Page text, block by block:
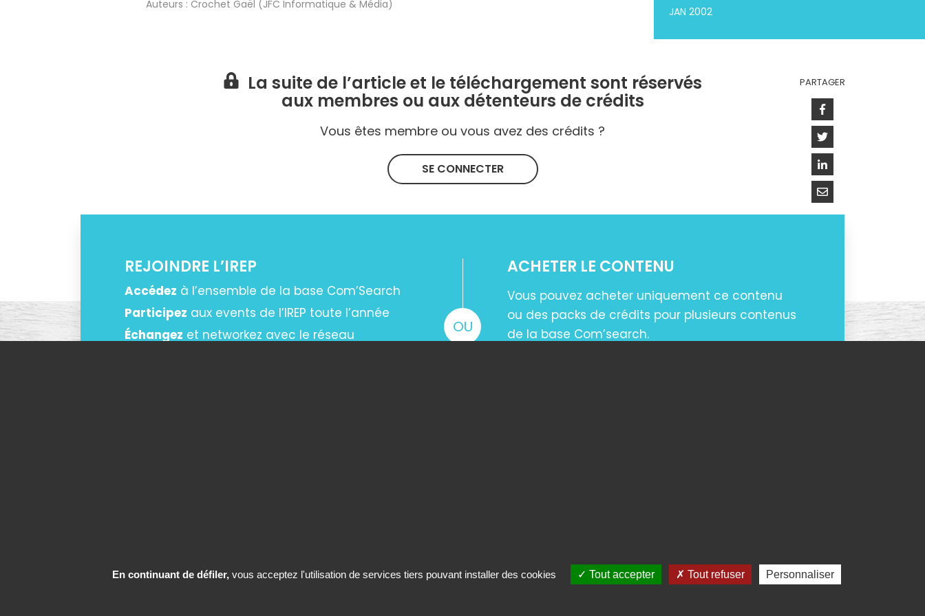
Auteurs : Crochet Gaël (JFC Informatique & Média)
JAN 2002
PARTAGER
Facebook
Twitter
Linkedin
Courriel
La suite de l’article et le téléchargement sont réservés
aux membres ou aux détenteurs de crédits
Vous êtes membre ou vous avez des crédits ?
SE CONNECTER
REJOINDRE L’IREP
Accédez à l’ensemble de la base Com’Search
Participez aux events de l’IREP toute l’année
Échangez et networkez avec le réseau OU
ACHETER LE CONTENU
Vous pouvez acheter uniquement ce contenu
ou des packs de crédits pour plusieurs contenus
de la base Com’search.
En continuant de défiler,vous acceptez l'utilisation de services tiers pouvant installer des cookies Tout accepter Tout refuser Personnaliser